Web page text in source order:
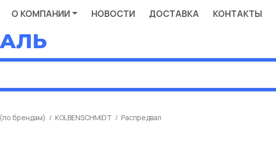
О КОМПАНИИ НОВОСТИ ДОСТАВКА КОНТАКТЫ
брендам) KOLBENSCHMIDT Распредвал